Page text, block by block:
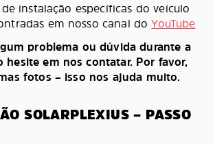
instalação específicas do veículo
em nosso canal doYouTube
problema ou dúvida durante a
hesite em nos contatar. Por favor,
fotos – isso nos ajuda muito.
SOLARPLEXIUS – PASSO